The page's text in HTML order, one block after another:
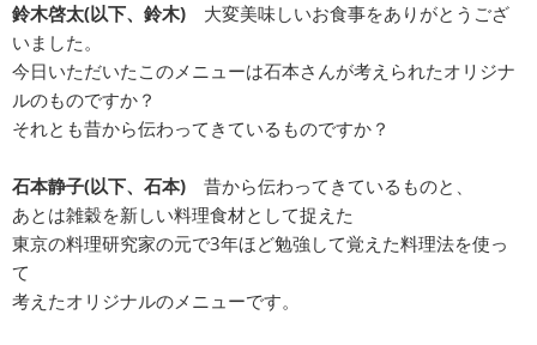
鈴木啓太(以下、鈴木) 大変美味しいお食事をありがとうござ
いました。
今日いただいたこのメニューは石本さんが考えられたオリジナ
ルのものですか？
それとも昔から伝わってきているものですか？
石本静子(以下、石本) 昔から伝わってきているものと、
あとは雑穀を新しい料理食材として捉えた
東京の料理研究家の元で3年ほど勉強して覚えた料理法を使っ
て
考えたオリジナルのメニューです。